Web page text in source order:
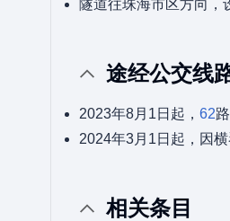
隧道往珠海市区方向，
途经公交线
2023年8月1日起， 62路
2024年3月1日起，因
相关条目